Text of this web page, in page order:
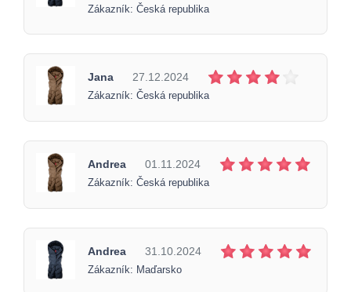
Zákazník: Česká republika
Jana 27.12.2024
Zákazník: Česká republika
Andrea 01.11.2024
Zákazník: Česká republika
Andrea 31.10.2024
Zákazník: Maďarsko